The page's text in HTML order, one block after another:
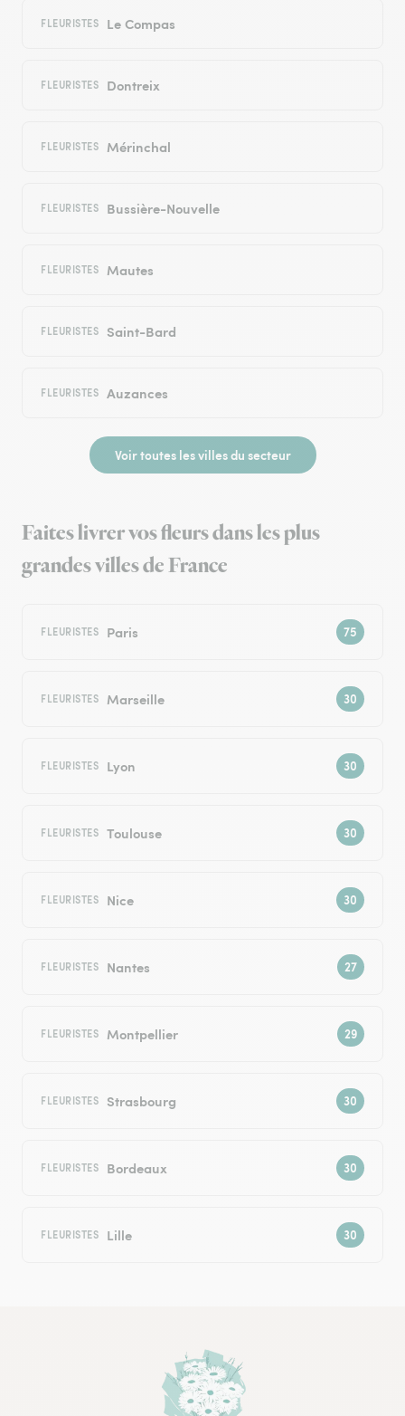
FLEURISTES Le Compas
FLEURISTES Dontreix
FLEURISTES Mérinchal
FLEURISTES Bussière-Nouvelle
FLEURISTES Mautes
FLEURISTES Saint-Bard
FLEURISTES Auzances
Voir toutes les villes du secteur
Faites livrer vos fleurs dans les plus
grandes villes de France
FLEURISTES Paris
FLEURISTES Marseille
FLEURISTES Lyon
FLEURISTES Toulouse
FLEURISTES Nice
FLEURISTES Nantes
FLEURISTES Montpellier
FLEURISTES Strasbourg
FLEURISTES Bordeaux
FLEURISTES Lille